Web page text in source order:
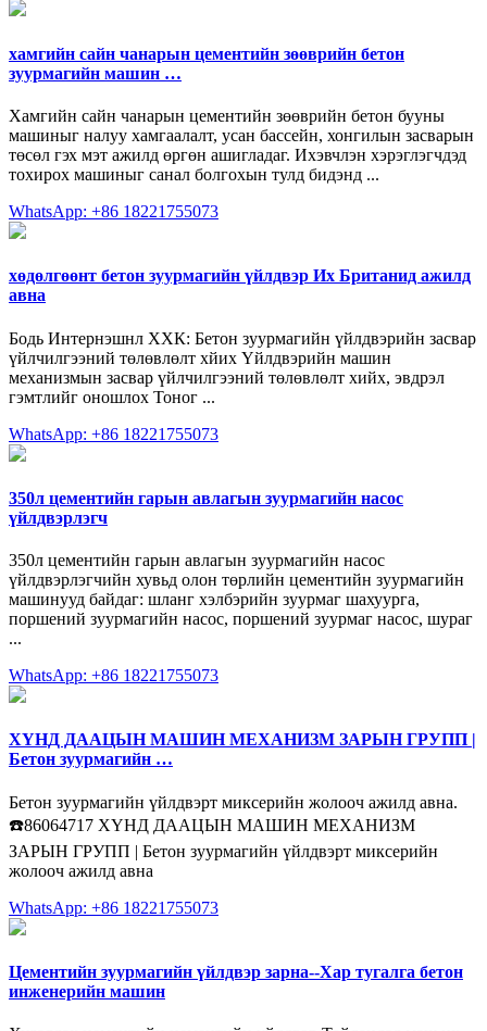
хамгийн сайн чанарын цементийн зөөврийн бетон
зуурмагийн машин …
Хамгийн сайн чанарын цементийн зөөврийн бетон бууны
машиныг налуу хамгаалалт, усан бассейн, хонгилын засварын
төсөл гэх мэт ажилд өргөн ашигладаг. Ихэвчлэн хэрэглэгчдэд
тохирох машиныг санал болгохын тулд бидэнд ...
WhatsApp: +86 18221755073
хөдөлгөөнт бетон зуурмагийн үйлдвэр Их Британид ажилд
авна
Бодь Интернэшнл ХХК: Бетон зуурмагийн үйлдвэрийн засвар
үйлчилгээний төлөвлөлт хйих Үйлдвэрийн машин
механизмын засвар үйлчилгээний төлөвлөлт хийх, эвдрэл
гэмтлийг оношлох Тоног ...
WhatsApp: +86 18221755073
350л цементийн гарын авлагын зуурмагийн насос
үйлдвэрлэгч
350л цементийн гарын авлагын зуурмагийн насос
үйлдвэрлэгчийн хувьд олон төрлийн цементийн зуурмагийн
машинууд байдаг: шланг хэлбэрийн зуурмаг шахуурга,
поршений зуурмагийн насос, поршений зуурмаг насос, шураг
...
WhatsApp: +86 18221755073
ХҮНД ДААЦЫН МАШИН МЕХАНИЗМ ЗАРЫН ГРУПП |
Бетон зуурмагийн …
Бетон зуурмагийн үйлдвэрт миксерийн жолооч ажилд авна.
☎️86064717 ХҮНД ДААЦЫН МАШИН МЕХАНИЗМ
ЗАРЫН ГРУПП | Бетон зуурмагийн үйлдвэрт миксерийн
жолооч ажилд авна
WhatsApp: +86 18221755073
Цементийн зуурмагийн үйлдвэр зарна--Хар тугалга бетон
инженерийн машин